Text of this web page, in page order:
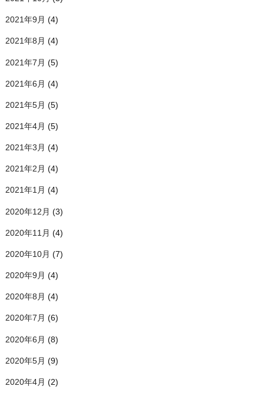
2021年9月 (4)
2021年8月 (4)
2021年7月 (5)
2021年6月 (4)
2021年5月 (5)
2021年4月 (5)
2021年3月 (4)
2021年2月 (4)
2021年1月 (4)
2020年12月 (3)
2020年11月 (4)
2020年10月 (7)
2020年9月 (4)
2020年8月 (4)
2020年7月 (6)
2020年6月 (8)
2020年5月 (9)
2020年4月 (2)